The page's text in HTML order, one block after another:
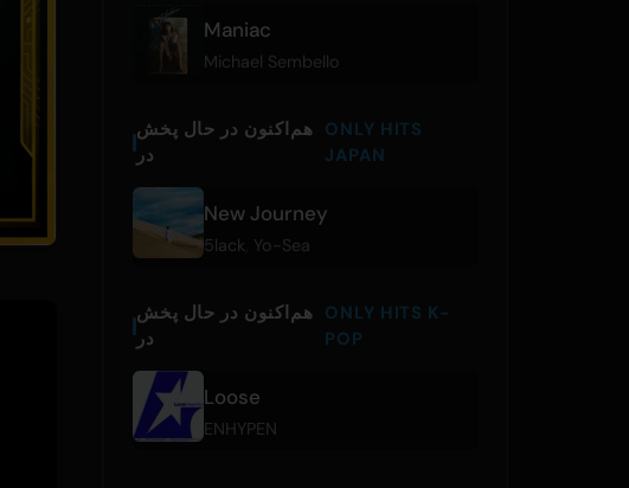
Maniac
Michael Sembello
هم‌اکنون در حال پخش
در
ONLY HITS
JAPAN
New Journey
5lack Yo-Sea
هم‌اکنون در حال پخش
در
ONLY HITS K-
POP
Loose
ENHYPEN